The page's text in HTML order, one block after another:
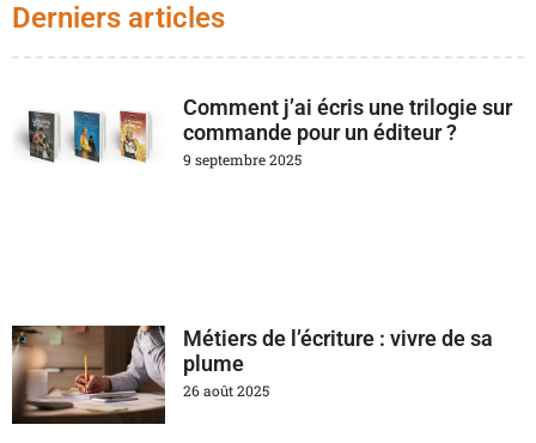
Derniers articles
Comment j’ai écris une trilogie sur
commande pour un éditeur ?
9 septembre 2025
Métiers de l’écriture : vivre de sa
plume
26 août 2025